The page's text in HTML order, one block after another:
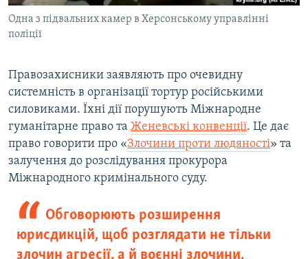
Одна з підвальних камер в Херсонському управлінні
поліції
Правозахисники заявляють про очевидну
системність в організації тортур російськими
силовиками. Їхні дії порушують Міжнародне
гуманітарне право та Женевські конвенції. Це дає
право говорити про «Злочини проти людяності» та
залучення до розслідування прокурора
Міжнародного кримінального суду.
Обговорюють розширення
юрисдикцій, щоб розглядати не тільки
злочин агресії, а й воєнні злочини,